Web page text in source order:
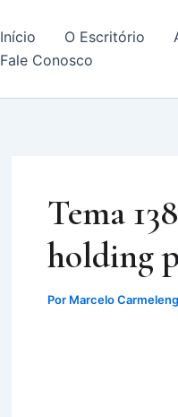
Início O Escritório
Fale Conosco
Tema
holding
Por Marcelo